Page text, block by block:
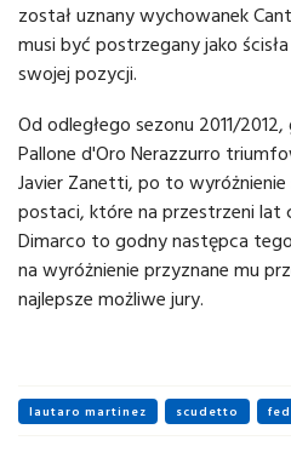
został uznany wychowanek
musi być postrzegany jako
swojej pozycji.
Od odległego sezonu 2011/
Pallone d'Oro Nerazzurro
Javier Zanetti, po to wyróżnienie
postaci, które na przestrzeni lat
Dimarco to godny następca
na wyróżnienie przyznane mu
najlepsze możliwe jury.
lautaro martinez scudetto